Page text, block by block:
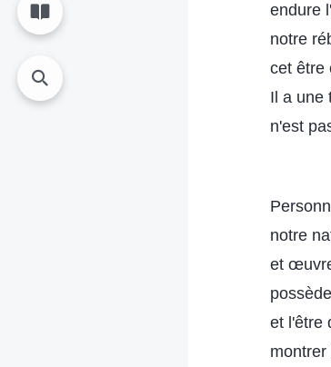
endure
notre
cet être
Il a une
n'est
notre
et
et l'être